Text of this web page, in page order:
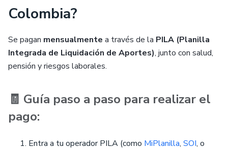
Colombia?
Se pagan mensualmente a través de la PILA (Planilla
Integrada de Liquidación de Aportes), junto con salud,
pensión y riesgos laborales.
🧾 Guía paso a paso para realizar el
pago:
Entra a tu operador PILA (como MiPlanilla, SOI, o